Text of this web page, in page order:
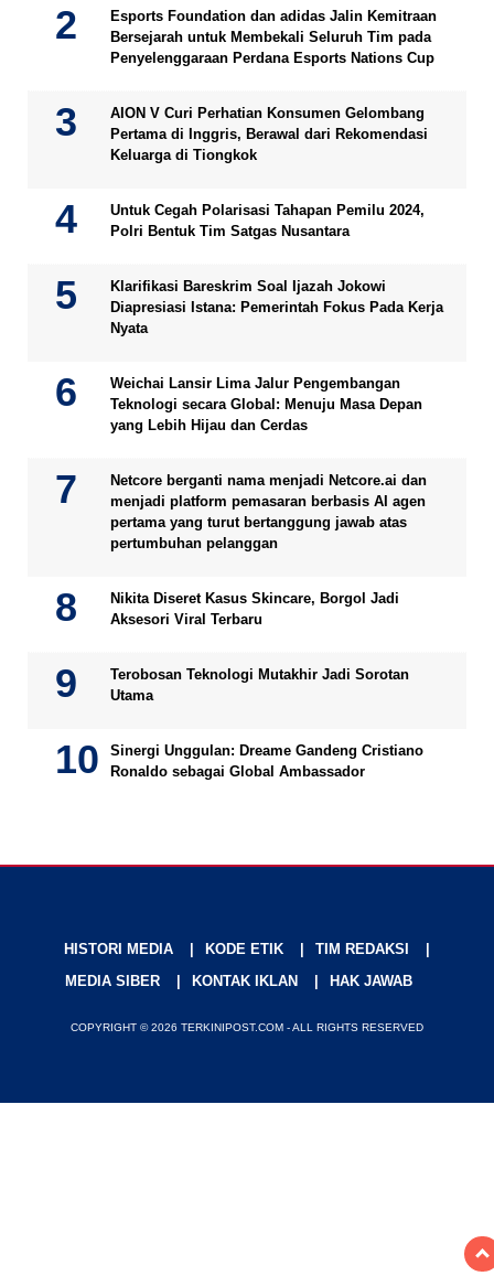
Esports Foundation dan adidas Jalin Kemitraan
Bersejarah untuk Membekali Seluruh Tim pada
Penyelenggaraan Perdana Esports Nations Cup
AION V Curi Perhatian Konsumen Gelombang
Pertama di Inggris, Berawal dari Rekomendasi
Keluarga di Tiongkok
Untuk Cegah Polarisasi Tahapan Pemilu 2024,
Polri Bentuk Tim Satgas Nusantara
Klarifikasi Bareskrim Soal Ijazah Jokowi
Diapresiasi Istana: Pemerintah Fokus Pada Kerja
Nyata
Weichai Lansir Lima Jalur Pengembangan
Teknologi secara Global: Menuju Masa Depan
yang Lebih Hijau dan Cerdas
Netcore berganti nama menjadi Netcore.ai dan
menjadi platform pemasaran berbasis AI agen
pertama yang turut bertanggung jawab atas
pertumbuhan pelanggan
Nikita Diseret Kasus Skincare, Borgol Jadi
Aksesori Viral Terbaru
Terobosan Teknologi Mutakhir Jadi Sorotan
Utama
Sinergi Unggulan: Dreame Gandeng Cristiano
Ronaldo sebagai Global Ambassador
HISTORI MEDIA KODE ETIK
TIM REDAKSI
MEDIA SIBER
KONTAK IKLAN HAK JAWAB
COPYRIGHT © 2026 TERKINIPOST.COM - ALL RIGHTS RESERVED